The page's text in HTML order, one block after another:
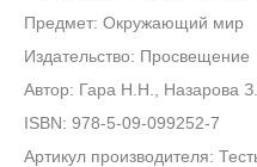
Предмет: Окружающий мир
Издательство: Просвещение
Автор: Гара Н.Н., Назарова
ISBN: 978-5-09-099252-7
Артикул производителя: